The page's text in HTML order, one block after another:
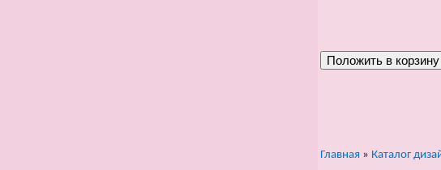
Главная » Каталог